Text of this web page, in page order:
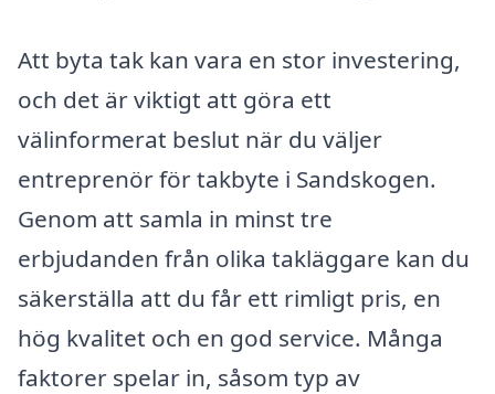
Att byta tak kan vara en stor investering,
och det är viktigt att göra ett
välinformerat beslut när du väljer
entreprenör för takbyte i Sandskogen.
Genom att samla in minst tre
erbjudanden från olika takläggare kan du
säkerställa att du får ett rimligt pris, en
hög kvalitet och en god service. Många
faktorer spelar in, såsom typ av